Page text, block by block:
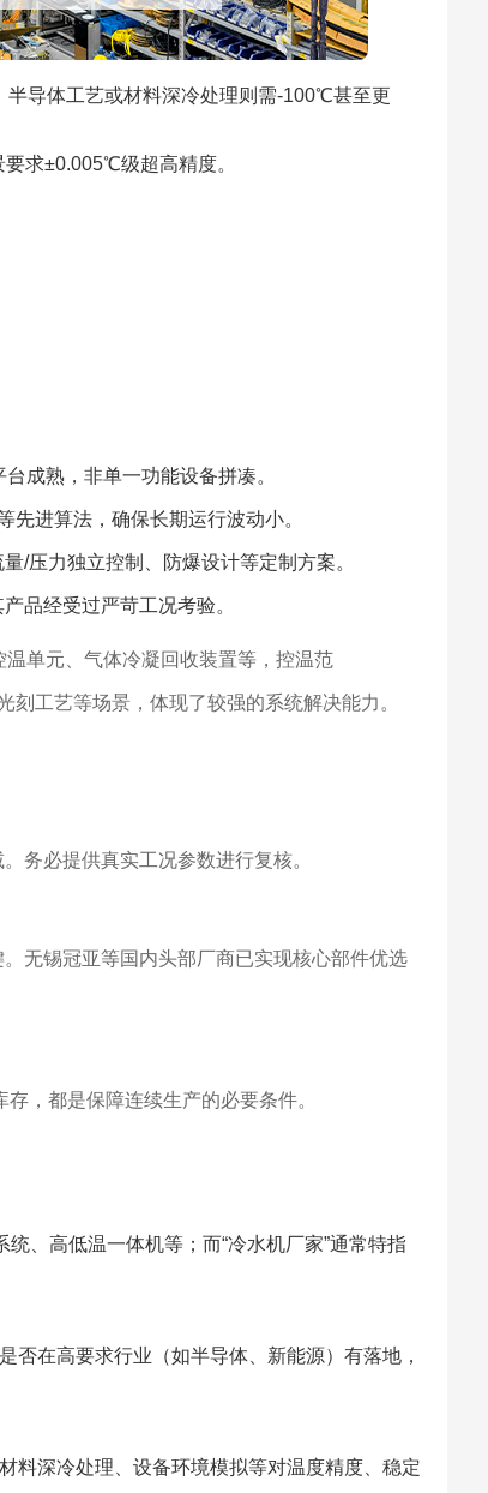
半导体工艺或材料深冷处理则需-100℃甚至更
求±0.005℃级超高精度。
成熟，非单一功能设备拼凑。
进算法，确保长期运行波动小。
/压力独立控制、防爆设计等定制方案。
品经受过严苛工况考验。
单元、气体冷凝回收装置等，控温范
工艺等场景，体现了较强的系统解决能力。
务必提供真实工况参数进行复核。
无锡冠亚等国内头部厂商已实现核心部件优选
，都是保障连续生产的必要条件。
、高低温一体机等；而“冷水机厂家”通常特指
在高要求行业（如半导体、新能源）有落地，
料深冷处理、设备环境模拟等对温度精度、稳定